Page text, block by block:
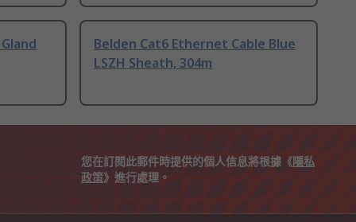
Belden Cat6 Ethernet Cable Blue
LSZH Sheath, 304m
您在訂閱此郵件時提供的個人信息將根據《隱私
政策》進行處理。